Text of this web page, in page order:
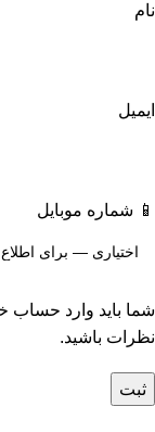
نام
ایمیل
📱 شماره موبایل
شما باید وارد حساب
نظرات باشید.